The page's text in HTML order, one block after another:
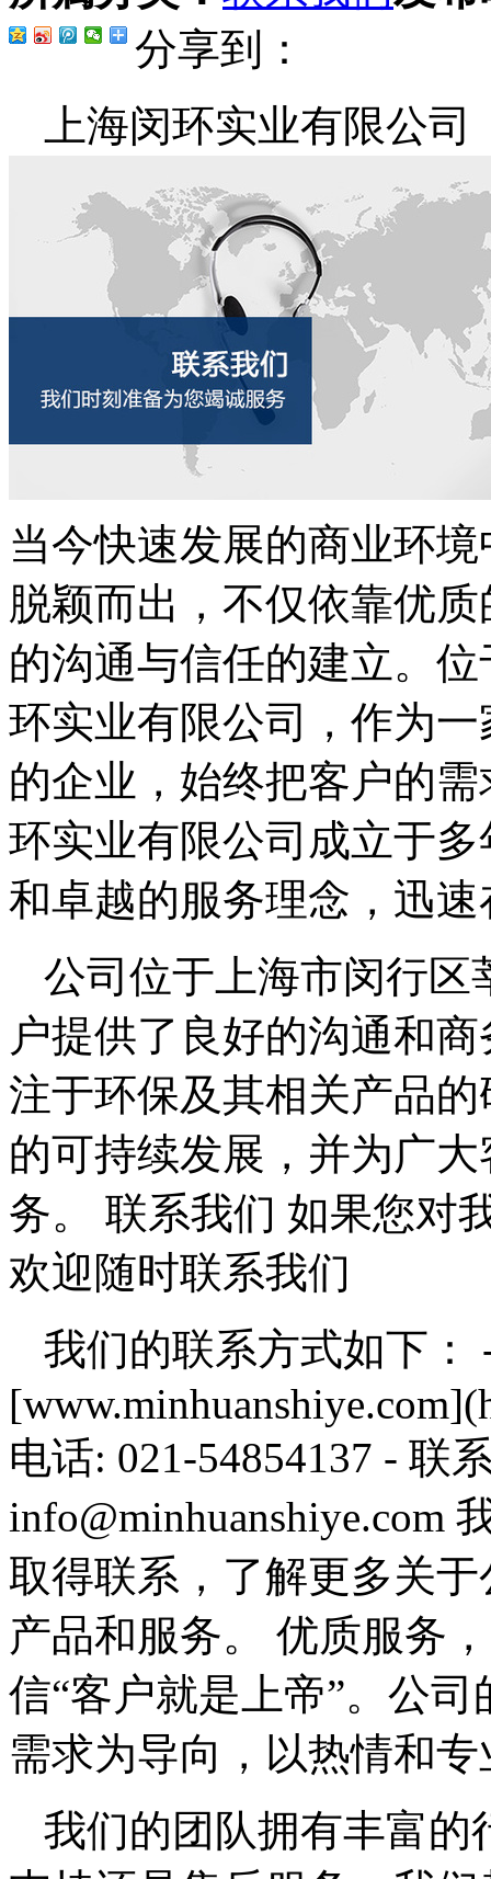
分享到：
上海闵环实业有限公司
当今快速发展的商业环
脱颖而出，不仅依靠优
的沟通与信任的建立。
环实业有限公司，作为
的企业，始终把客户的
环实业有限公司成立于
和卓越的服务理念，迅
公司位于上海市闵行区
户提供了良好的沟通和
注于环保及其相关产品
的可持续发展，并为广
务。 联系我们 如果您对
欢迎随时联系我们
我们的联系方式如下：
电话: 021-54854137 - 联
info@minhuanshiye.com
取得联系，了解更多关
产品和服务。 优质服务
信“客户就是上帝”。公
需求为导向，以热情和
我们的团队拥有丰富的